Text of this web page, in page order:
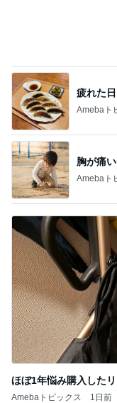
疲れた
Amebaト
胸が痛
Amebaト
ほぼ1年悩み購入した
Amebaトピックス 1日前